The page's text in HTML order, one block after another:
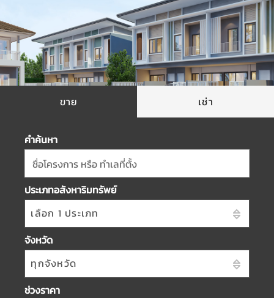
ขาย เช่า
คำค้นหา
ชื่อโครงการ หรือ ทำเลที่ตั้ง
ประเภทอสังหาริมทรัพย์
เลือก 1 ประเภท
จังหวัด
ทุกจังหวัด
ช่วงราคา